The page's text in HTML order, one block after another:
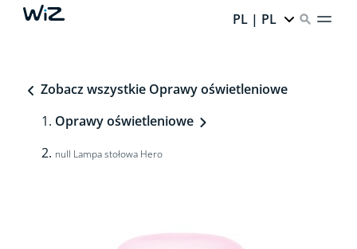
PL | PL
Zobacz wszystkie Oprawy oświetleniowe
Oprawy oświetleniowe
null Lampa stołowa Hero